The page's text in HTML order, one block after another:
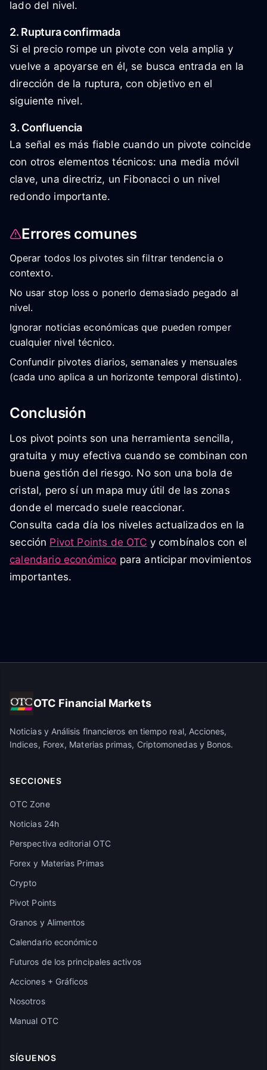
lado del nivel.
2. Ruptura confirmada
Si el precio rompe un pivote con vela amplia y
vuelve a apoyarse en él, se busca entrada en la
dirección de la ruptura, con objetivo en el
siguiente nivel.
3. Confluencia
La señal es más fiable cuando un pivote coincide
con otros elementos técnicos: una media móvil
clave, una directriz, un Fibonacci o un nivel
redondo importante.
Errores comunes
Operar todos los pivotes sin filtrar tendencia o
contexto.
No usar stop loss o ponerlo demasiado pegado al
nivel.
Ignorar noticias económicas que pueden romper
cualquier nivel técnico.
Confundir pivotes diarios, semanales y mensuales
(cada uno aplica a un horizonte temporal distinto).
Conclusión
Los pivot points son una herramienta sencilla,
gratuita y muy efectiva cuando se combinan con
buena gestión del riesgo. No son una bola de
cristal, pero sí un mapa muy útil de las zonas
donde el mercado suele reaccionar.
Consulta cada día los niveles actualizados en la
sección Pivot Points de OTC y combínalos con el
calendario económico para anticipar movimientos
importantes.
OTC Financial Markets
Noticias y Análisis financieros en tiempo real, Acciones,
Indices, Forex, Materias primas, Criptomonedas y Bonos.
SECCIONES
OTC Zone
Noticias 24h
Perspectiva editorial OTC
Forex y Materias Primas
Crypto
Pivot Points
Granos y Alimentos
Calendario económico
Futuros de los principales activos
Acciones + Gráficos
Nosotros
Manual OTC
SÍGUENOS